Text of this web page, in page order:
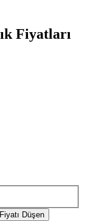
Fiyatları
Fiyatı Düşen